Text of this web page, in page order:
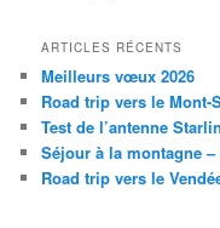
ARTICLES RÉCENTS
Meilleurs vœux 2026
Road trip vers le
Test de l’antenne
Séjour à la montagne
Road trip vers le